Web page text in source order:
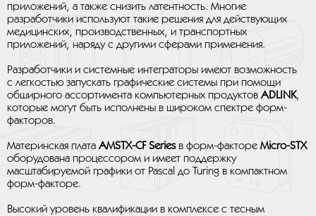
приложений, а также снизить латентность. Многие
разработчики используют такие решения для действующих
медицинских, производственных, и транспортных
приложений, наряду с другими сферами применения.
Разработчики и системные интеграторы имеют возможность
с легкостью запускать графические системы при помощи
обширного ассортимента компьютерных продуктовADLINK,
которые могут быть исполнены в широком спектре форм-
факторов.
Материнская платаAMSTX-CF Seriesв форм-факторе Micro-STX
оборудована процессором и имеет поддержку
масштабируемой графики от Pascal до Turing в компактном
форм-факторе.
Высокий уровень квалификации в комплексе с тесным